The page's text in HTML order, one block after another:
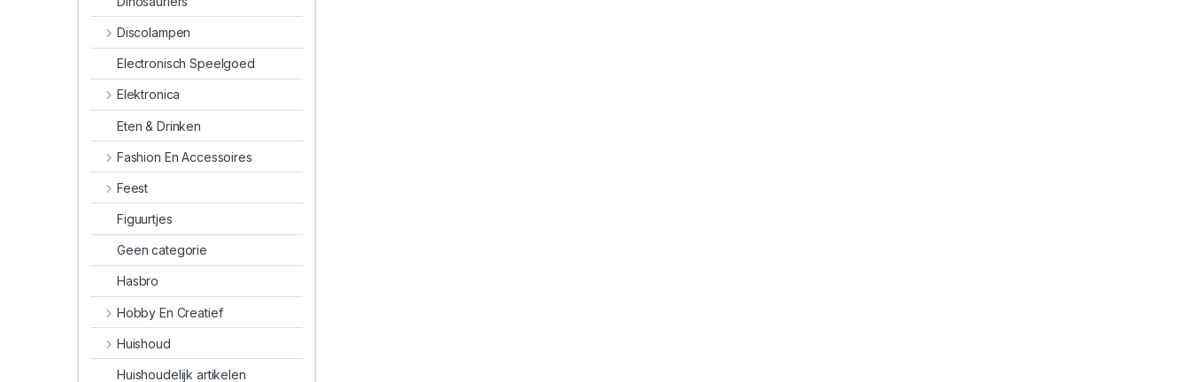
Discolampen
Electronisch Speelgoed
Elektronica
Eten & Drinken
Fashion En Accessoires
Feest
Figuurtjes
Geen categorie
Hasbro
Hobby En Creatief
Huishoud
Huishoudelijk artikelen